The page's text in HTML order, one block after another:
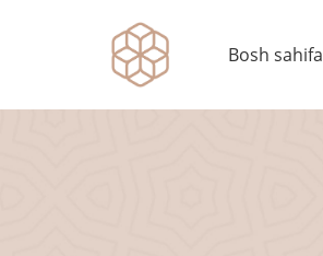
Bosh sahifa